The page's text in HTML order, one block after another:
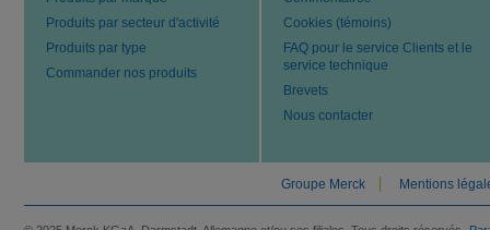
Produits par secteur d'activité
Produits par type
Commander nos produits
Cookies (témoins)
FAQ pour le service Clients et le
service technique
Brevets
Nous contacter
Groupe Merck Mentions